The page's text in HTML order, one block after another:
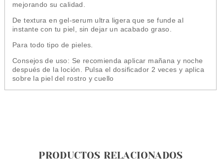
mejorando su calidad.
De textura en gel-serum ultra ligera que se funde al
instante con tu piel, sin dejar un acabado graso.
Para todo tipo de pieles.
Consejos de uso: Se recomienda aplicar mañana y noche
después de la loción. Pulsa el dosificador 2 veces y aplica
sobre la piel del rostro y cuello
PRODUCTOS RELACIONADOS